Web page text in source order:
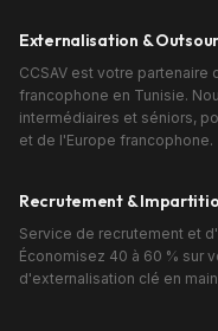
Externalisation &
CCSAV est votre
francophone en Tunisie.
intermédiaires et séniors,
et de l'Europe francophone.
Recrutement &
Service de recrutement et
Économisez 40 à 60 % sur
d'externalisation clé en